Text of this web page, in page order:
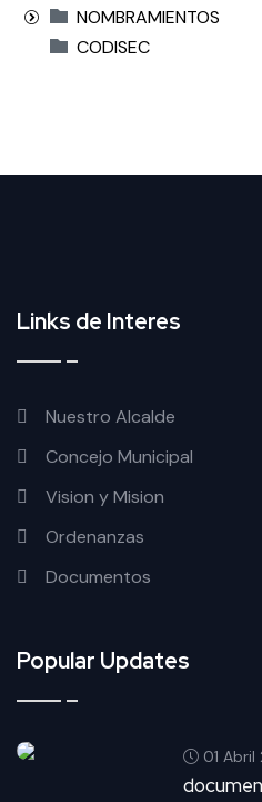
NOMBRAMIENTOS
CODISEC
Links de Interes
Nuestro Alcalde
Concejo Municipal
Vision y Mision
Ordenanzas
Documentos
Popular Updates
01 Abril